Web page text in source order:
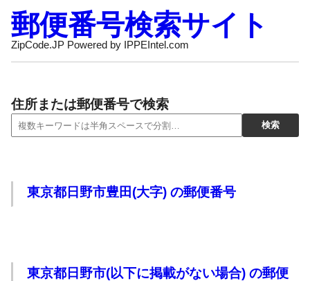
郵便番号検索サイト
ZipCode.JP Powered by IPPEIntel.com
住所または郵便番号で検索
東京都日野市豊田(大字) の郵便番号
東京都日野市(以下に掲載がない場合) の郵便